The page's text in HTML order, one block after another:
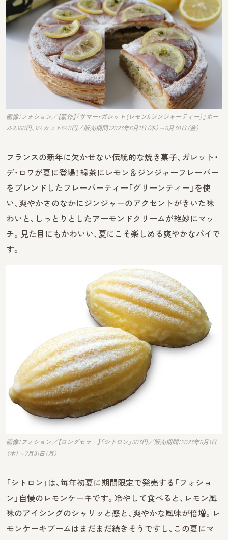
画像：フォション／【新作】「サマー・ガレット（レモン&ジンジャーティー）」ホー
ル2,160円、1/4カット540円／販売期間：2023年6月1日（木）～6月30日（金）
フランスの新年に欠かせない伝統的な焼き菓子、ガレット・
デ・ロワが夏に登場！ 緑茶にレモン＆ジンジャーフレーバー
をブレンドしたフレーバーティー「グリーンティー」を使
い、爽やかさのなかにジンジャーのアクセントがきいた味
わいと、しっとりとしたアーモンドクリームが絶妙にマッ
チ。見た目にもかわいい、夏にこそ楽しめる爽やかなパイで
す。
画像：フォション／【ロングセラー】「シトロン」303円／販売期間：2023年6月1日
（木）～7月31日（月）
「シトロン」は、毎年初夏に期間限定で発売する「フォショ
ン」自慢のレモンケーキです。冷やして食べると、レモン風
味のアイシングのシャリッと感と、爽やかな風味が倍増。レ
モンケーキブームはまだまだ続きそうですし、この夏にマ